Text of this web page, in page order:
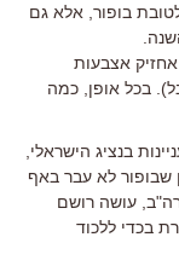
בופור, אלא גם
אצבעות
בכל אופן, כמה
בנציג הישראלי,
שבופור לא עבר באף
עושה רושם
בכדי ללכוד